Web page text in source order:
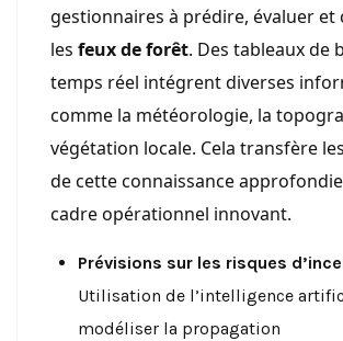
gestionnaires à prédire, évaluer
les feux de forêt. Des tableaux de
temps réel intégrent diverses
comme la météorologie, la
végétation locale. Cela transfère
de cette connaissance
cadre opérationnel innovant.
Prévisions sur les risques
Utilisation de l’intelligence
modéliser la propagation